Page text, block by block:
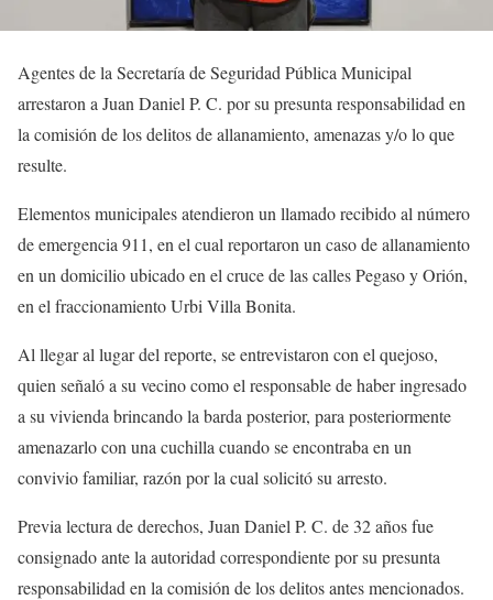
Agentes de la Secretaría de Seguridad Pública Municipal
arrestaron a Juan Daniel P. C. por su presunta responsabilidad en
la comisión de los delitos de allanamiento, amenazas y/o lo que
resulte.
Elementos municipales atendieron un llamado recibido al número
de emergencia 911, en el cual reportaron un caso de allanamiento
en un domicilio ubicado en el cruce de las calles Pegaso y Orión,
en el fraccionamiento Urbi Villa Bonita.
Al llegar al lugar del reporte, se entrevistaron con el quejoso,
quien señaló a su vecino como el responsable de haber ingresado
a su vivienda brincando la barda posterior, para posteriormente
amenazarlo con una cuchilla cuando se encontraba en un
convivio familiar, razón por la cual solicitó su arresto.
Previa lectura de derechos, Juan Daniel P. C. de 32 años fue
consignado ante la autoridad correspondiente por su presunta
responsabilidad en la comisión de los delitos antes mencionados.